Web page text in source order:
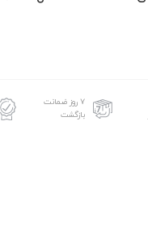
۷ روز ضمانت
بازگشت